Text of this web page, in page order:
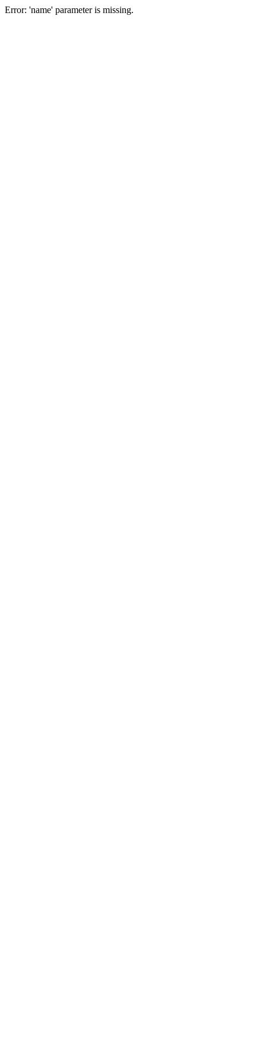
Error: 'name' parameter is missing.